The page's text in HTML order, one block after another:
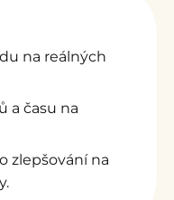
na reálných
a času na
zlepšování na